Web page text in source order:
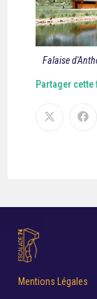
Falaise
Partager
Mentions Légales